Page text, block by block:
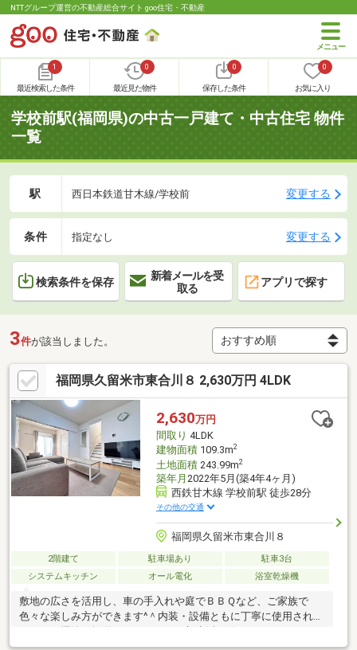
NTTグループ運営の不動産総合サイト goo住宅・不動産
1
最近検索した条件
0
最近見た物件
0
保存した条件
0
お気に入り
学校前駅(福岡県)の中古一戸建て・中古住宅 物件
一覧
駅 西日本鉄道甘木線/学校前 変更する
条件 指定なし 変更する
検索条件を保存
新着メールを受
取る
アプリで探す
3件が該当しました。
福岡県久留米市東合川８ 2,630万円 4LDK
2,630万円
間取り 4LDK
建物面積109.3m2
土地面積243.99m2
築年月 2022年5月(築4年4ヶ月)
西鉄甘木線 学校前駅 徒歩28分
その他の交通
福岡県久留米市東合川８
2階建て 駐車場あり
駐車3台
システムキッチン
オール電化 浴室乾燥機
敷地の広さを活用し、車の手入れや庭でＢＢＱなど、ご家族で
色々な楽しみ方ができます^＾内装・設備ともに丁寧に使用されて